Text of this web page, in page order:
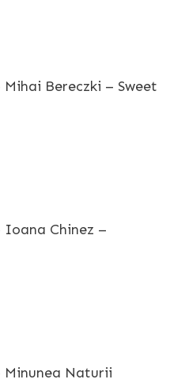
Bereczki – Sweet
Chinez –
Naturii